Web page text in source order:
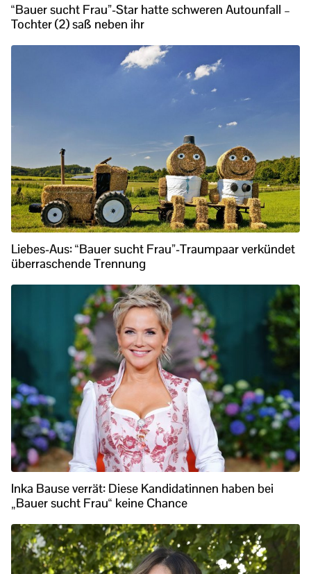
“Bauer sucht Frau”-Star hatte schweren Autounfall –
Tochter (2) saß neben ihr
Liebes-Aus: “Bauer sucht Frau”-Traumpaar verkündet
überraschende Trennung
Inka Bause verrät: Diese Kandidatinnen haben bei
„Bauer sucht Frau“ keine Chance